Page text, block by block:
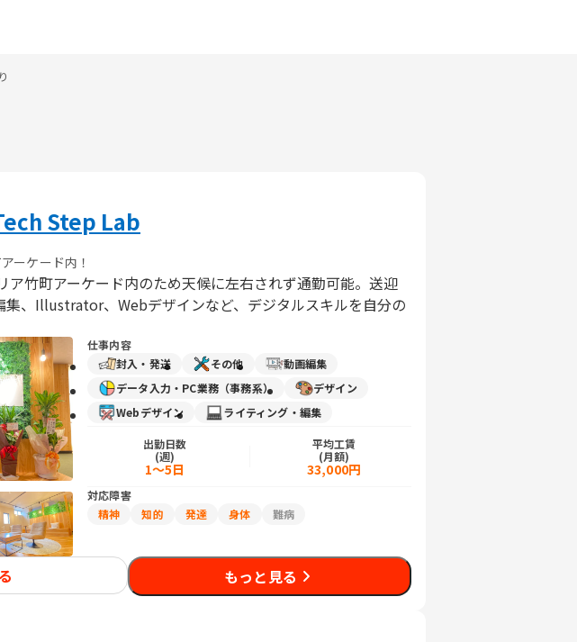
Step Lab
ーケード内！
ア竹町アーケード内のため天候に左右されず通勤可能。送迎
集、Illustrator、Webデザインなど、デジタルスキルを自分の
仕事内容
封入・発送
その他
動画編集
データ入力・PC業務（事務系）
デザイン
Webデザイン
ライティング・編集
出勤日数
(週)
1～5日
平均工賃
(月額)
33,000円
対応障害
精神
知的 発達 身体 難病
もっと見る